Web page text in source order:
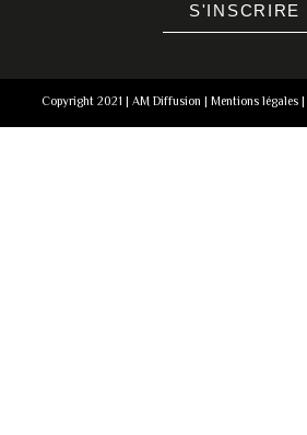
S'INSCRIRE
Copyright 2021 | AM Diffusion | Mentions légales|